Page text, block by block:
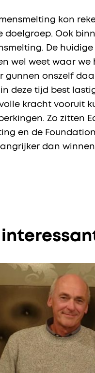
kon
doelgroep. Ook
De
wel weet waar
gunnen onszelf
deze tijd best
kracht vooruit
Zo zitten
en de
dan